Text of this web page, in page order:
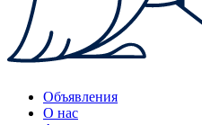
Объявления
О нас